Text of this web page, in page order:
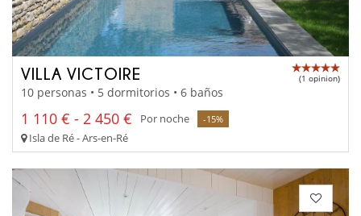
VILLA VICTOIRE (1 opinion)
10 personas • 5 dormitorios • 6 baños
1 110 € - 2 450 € Por noche -15%
Isla de Ré - Ars-en-Ré